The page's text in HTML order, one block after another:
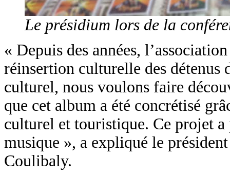
Le présidium lors de la
« Depuis des années,
réinsertion culturelle des
culturel, nous voulons faire
que cet album a été concrétisé
culturel et touristique. Ce projet a
musique », a expliqué le
Coulibaly.